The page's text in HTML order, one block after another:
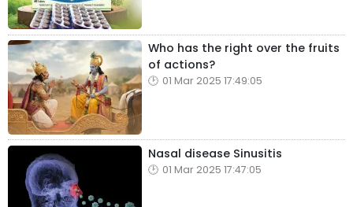
Who has the right over the fruits
of actions?
01 Mar 2025 17:49:05
Nasal disease Sinusitis
01 Mar 2025 17:47:05